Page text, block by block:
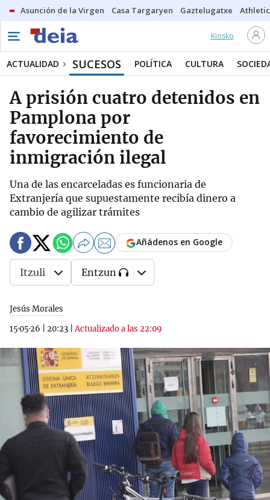
Asunción de la Virgen Casa Targaryen Gaztelugatxe Athletic
Kiosko
ACTUALIDAD SUCESOS POLÍTICA CULTURA
A prisión cuatro detenidos en
Pamplona por
favorecimiento de
inmigración ilegal
Una de las encarceladas es funcionaria de
Extranjería que supuestamente recibía dinero a
cambio de agilizar trámites
Jesús Morales
15·05·26
20:23 |Actualizado a las 22:09
Añádenos en Google
Itzuli Entzun